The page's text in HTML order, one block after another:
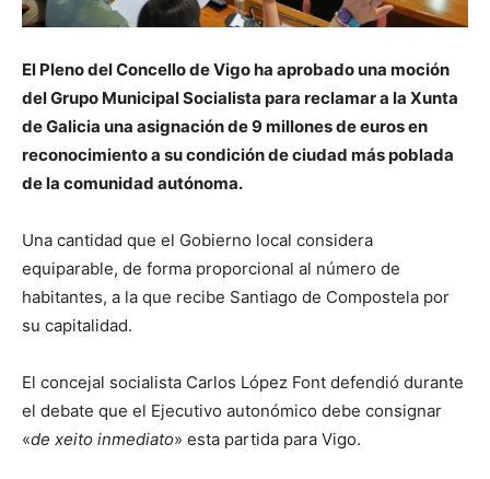
El Pleno del Concello de Vigo ha aprobado una moción
del Grupo Municipal Socialista para reclamar a la Xunta
de Galicia una asignación de 9 millones de euros en
reconocimiento a su condición de ciudad más poblada
de la comunidad autónoma.
Una cantidad que el Gobierno local considera
equiparable, de forma proporcional al número de
habitantes, a la que recibe Santiago de Compostela por
su capitalidad.
El concejal socialista Carlos López Font defendió durante
el debate que el Ejecutivo autonómico debe consignar
«de xeito inmediato» esta partida para Vigo.